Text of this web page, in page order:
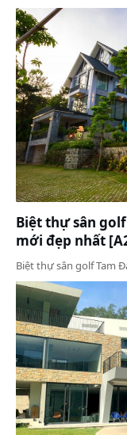
Biệt thự sân
mới đẹp nhất
Biệt thự sân golf Tam